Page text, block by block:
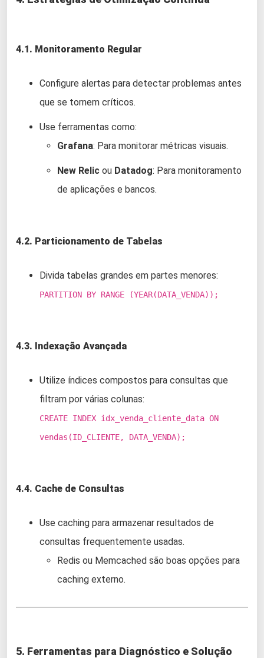
4.1. Monitoramento Regular
Configure alertas para detectar problemas antes
que se tornem críticos.
Use ferramentas como:
Grafana: Para monitorar métricas visuais.
New Relic ou Datadog: Para monitoramento
de aplicações e bancos.
4.2. Particionamento de Tabelas
Divida tabelas grandes em partes menores:
PARTITION BY RANGE (YEAR(DATA_VENDA));
4.3. Indexação Avançada
Utilize índices compostos para consultas que
filtram por várias colunas:
CREATE INDEX idx_venda_cliente_data ON
vendas(ID_CLIENTE, DATA_VENDA);
4.4. Cache de Consultas
Use caching para armazenar resultados de
consultas frequentemente usadas.
Redis ou Memcached são boas opções para
caching externo.
5. Ferramentas para Diagnóstico e Solução